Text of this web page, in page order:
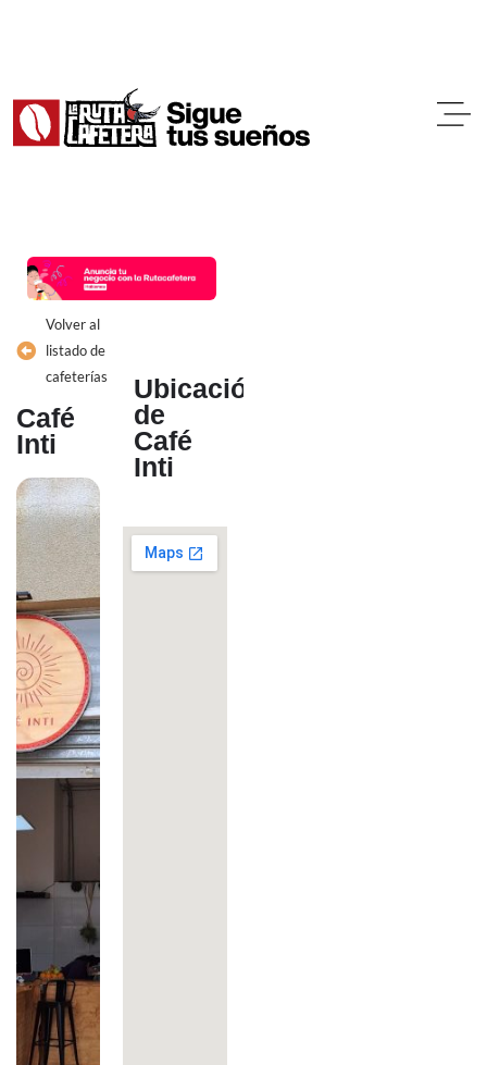
Volver al
listado de
cafeterías
Café
Inti
Ubicación
de
Café
Inti